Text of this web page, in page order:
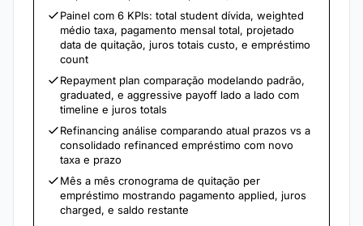
Painel com 6 KPIs: total student dívida, weighted
médio taxa, pagamento mensal total, projetado
data de quitação, juros totais custo, e empréstimo
count
Repayment plan comparação modelando padrão,
graduated, e aggressive payoff lado a lado com
timeline e juros totals
Refinancing análise comparando atual prazos vs a
consolidado refinanced empréstimo com novo
taxa e prazo
Mês a mês cronograma de quitação per
empréstimo mostrando pagamento applied, juros
charged, e saldo restante